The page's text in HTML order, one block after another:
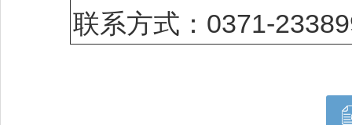
联系方式：0371-